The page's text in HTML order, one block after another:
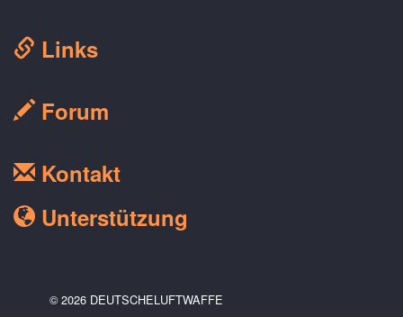
Links
Forum
Kontakt
Unterstützung
© 2026 DEUTSCHELUFTWAFFE